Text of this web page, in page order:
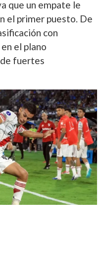
que un empate le
el primer puesto. De
con
el plano
fuertes